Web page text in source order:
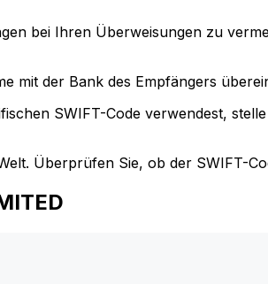
bei Ihren Überweisungen zu
mit der Bank des Empfängers
SWIFT-Code verwendest,
Überprüfen Sie, ob der SWIFT-